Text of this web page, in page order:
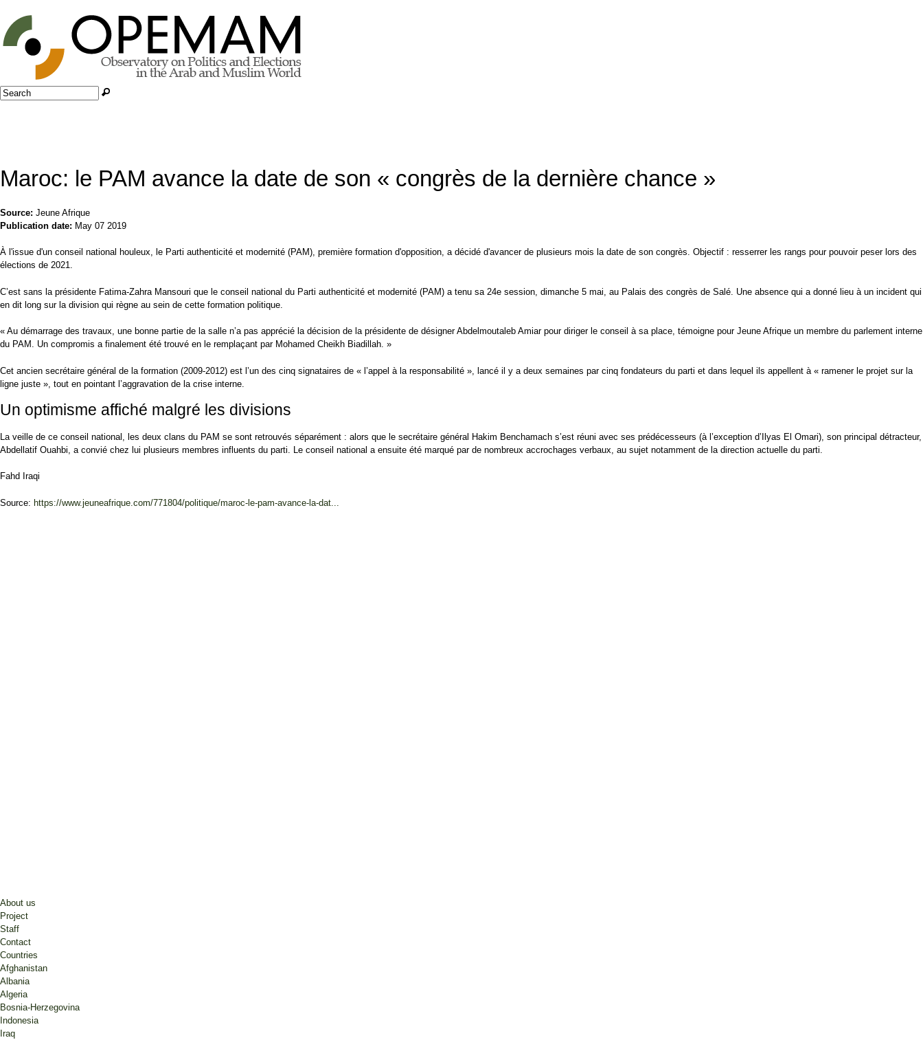
Jump to navigation
Search form
Search
Maroc: le PAM avance la date de son « congrès de la dernière chance »
Source: Jeune Afrique
Publication date: May 07 2019
À l'issue d'un conseil national houleux, le Parti authenticité et modernité (PAM), première formation d'opposition, a décidé d'avancer de plusieurs mois la date de son congrès. Objectif : resserrer les rangs pour pouvoir peser lors des
élections de 2021.
C’est sans la présidente Fatima-Zahra Mansouri que le conseil national du Parti authenticité et modernité (PAM) a tenu sa 24e session, dimanche 5 mai, au Palais des congrès de Salé. Une absence qui a donné lieu à un incident qui
en dit long sur la division qui règne au sein de cette formation politique.
« Au démarrage des travaux, une bonne partie de la salle n’a pas apprécié la décision de la présidente de désigner Abdelmoutaleb Amiar pour diriger le conseil à sa place, témoigne pour Jeune Afrique un membre du parlement interne
du PAM. Un compromis a finalement été trouvé en le remplaçant par Mohamed Cheikh Biadillah. »
Cet ancien secrétaire général de la formation (2009-2012) est l’un des cinq signataires de « l’appel à la responsabilité », lancé il y a deux semaines par cinq fondateurs du parti et dans lequel ils appellent à « ramener le projet sur la
ligne juste », tout en pointant l’aggravation de la crise interne.
Un optimisme affiché malgré les divisions
La veille de ce conseil national, les deux clans du PAM se sont retrouvés séparément : alors que le secrétaire général Hakim Benchamach s’est réuni avec ses prédécesseurs (à l’exception d’Ilyas El Omari), son principal détracteur,
Abdellatif Ouahbi, a convié chez lui plusieurs membres influents du parti. Le conseil national a ensuite été marqué par de nombreux accrochages verbaux, au sujet notamment de la direction actuelle du parti.
Fahd Iraqi
Source: https://www.jeuneafrique.com/771804/politique/maroc-le-pam-avance-la-dat...
About us
Project
Staff
Contact
Countries
Afghanistan
Albania
Algeria
Bosnia-Herzegovina
Indonesia
Iraq